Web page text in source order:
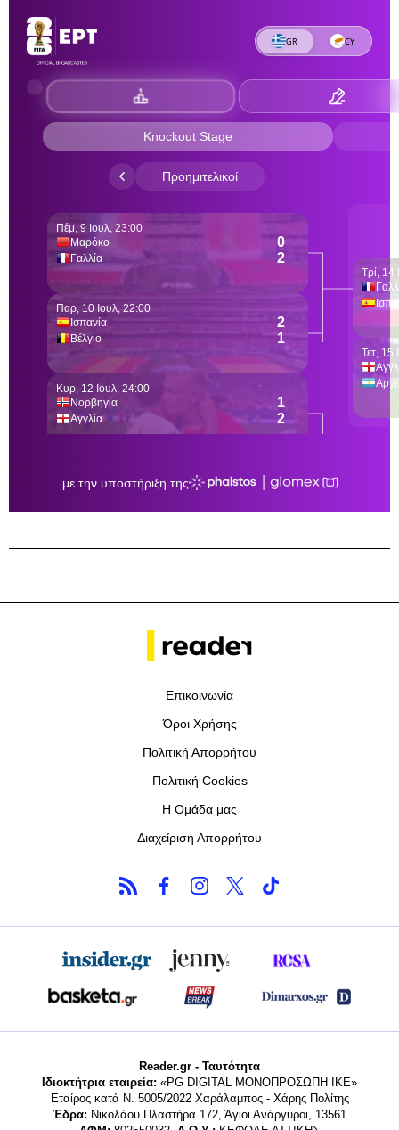
Επικοινωνία
Όροι Χρήσης
Πολιτική Απορρήτου
Πολιτική Cookies
Η Ομάδα μας
Διαχείριση Απορρήτου
Reader.gr - Ταυτότητα
Ιδιοκτήτρια εταιρεία: «PG DIGITAL MONΟΠΡΟΣΩΠΗ ΙΚΕ»
Εταίρος κατά Ν. 5005/2022 Χαράλαμπος - Χάρης Πολίτης
Έδρα: Νικολάου Πλαστήρα 172, Άγιοι Ανάργυροι, 13561